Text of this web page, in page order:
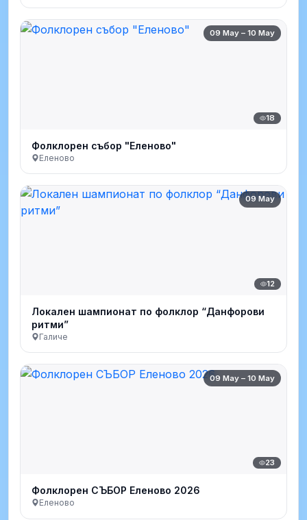
09 May – 10 May
18
Фолклорен събор "Еленово"
Еленово
09 May
12
Локален шампионат по фолклор “Данфорови
ритми”
Галиче
09 May – 10 May
23
Фолклорен СЪБОР Еленово 2026
Еленово